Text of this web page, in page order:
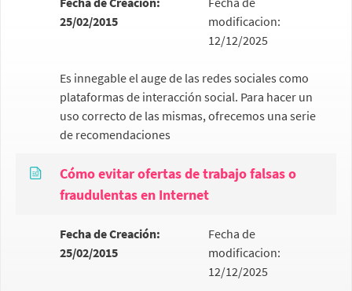
25/02/2015
modificacion:
12/12/2025
Es innegable el auge de las redes sociales como
plataformas de interacción social. Para hacer un
uso correcto de las mismas, ofrecemos una serie
de recomendaciones
Cómo evitar ofertas de trabajo falsas o
fraudulentas en Internet
Fecha de Creación:
25/02/2015
Fecha de
modificacion:
12/12/2025